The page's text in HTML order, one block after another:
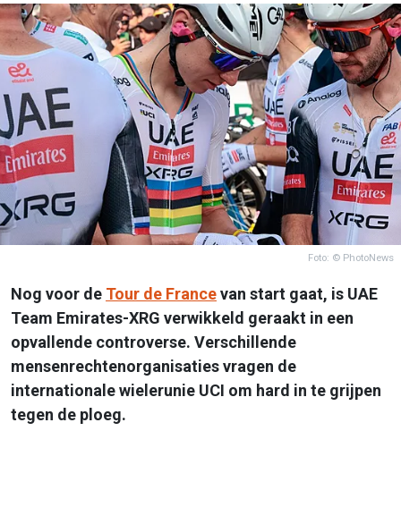
Foto: © PhotoNews
Nog voor de Tour de Francevan start gaat, is UAE
Team Emirates-XRG verwikkeld geraakt in een
opvallende controverse. Verschillende
mensenrechtenorganisaties vragen de
internationale wielerunie UCI om hard in te grijpen
tegen de ploeg.